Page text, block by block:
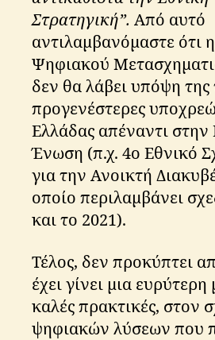
Στρατηγική”. Από αυτό
αντιλαμβανόμαστε ότι
Ψηφιακού
δεν θα λάβει υπόψη της
προγενέστερες
Ελλάδας απέναντι
Ένωση (π.χ. 4ο Εθνικό
για την Ανοικτή
οποίο περιλαμβάνει
και το 2021).
Τέλος, δεν προκύπτει
έχει γίνει μια ευρύτερη
καλές πρακτικές, στον
ψηφιακών λύσεων που